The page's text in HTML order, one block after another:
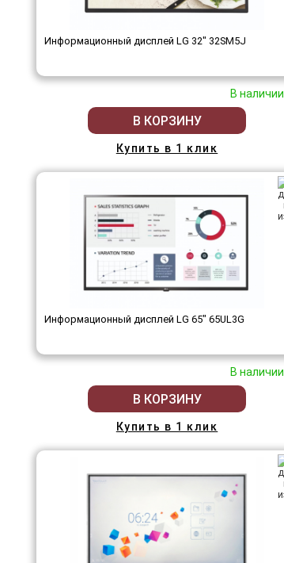
Информационный дисплей LG 32" 32SM5J
В наличии
В КОРЗИНУ
Купить в 1 клик
Информационный дисплей LG 65" 65UL3G
В наличии
В КОРЗИНУ
Купить в 1 клик